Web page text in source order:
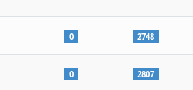
0 2748
0 2807